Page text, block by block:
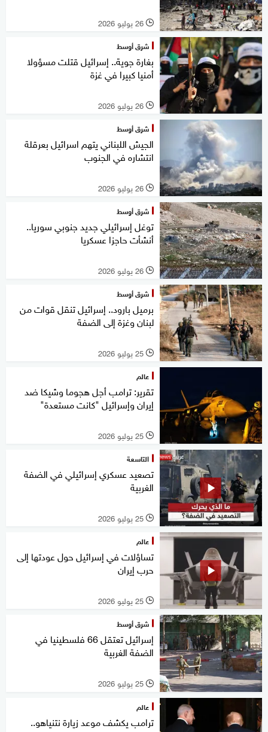
l 26 يوليو 2026
شرق أوسط
بغارة جوية.. إسرائيل قتلت مسؤولا
أمنيا كبيرا في غزة
l 26 يوليو 2026
شرق أوسط
الجيش اللبناني يتهم اسرائيل بعرقلة
انتشاره في الجنوب
l 26 يوليو 2026
شرق أوسط
توغل إسرائيلي جديد جنوبي سوريا..
أنشأت حاجزا عسكريا
l 26 يوليو 2026
شرق أوسط
برميل بارود.. إسرائيل تنقل قوات من
لبنان وغزة إلى الضفة
l 25 يوليو 2026
عالم
تقرير: ترامب أجل هجوما وشيكا ضد
إيران وإسرائيل "كانت مستعدة"
l 25 يوليو 2026
التاسعة
تصعيد عسكري إسرائيلي في الضفة
الغربية
l 25 يوليو 2026
عالم
تساؤلات في إسرائيل حول عودتها إلى
حرب إيران
l 25 يوليو 2026
شرق أوسط
إسرائيل تعتقل 66 فلسطينيا في
الضفة الغربية
l 25 يوليو 2026
عالم
ترامب يكشف موعد زيارة نتنياهو..